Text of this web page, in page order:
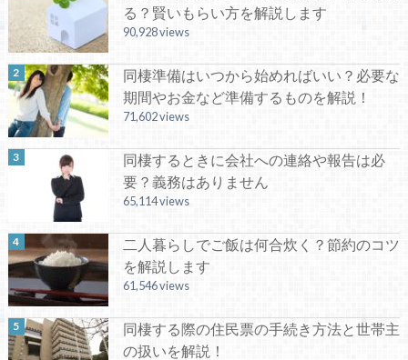
る？賢いもらい方を解説します
90,928 views
同棲準備はいつから始めればいい？必要な
期間やお金など準備するものを解説！
71,602 views
同棲するときに会社への連絡や報告は必
要？義務はありません
65,114 views
二人暮らしでご飯は何合炊く？節約のコツ
を解説します
61,546 views
同棲する際の住民票の手続き方法と世帯主
の扱いを解説！